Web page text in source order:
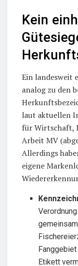
Kein
Ein landesweit
analog zu den
laut aktuellen
für Wirtschaft,
Arbeit MV
Allerdings
eigene
Etikett